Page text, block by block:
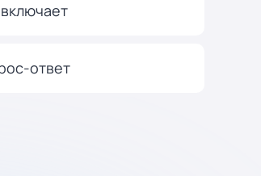
ответ